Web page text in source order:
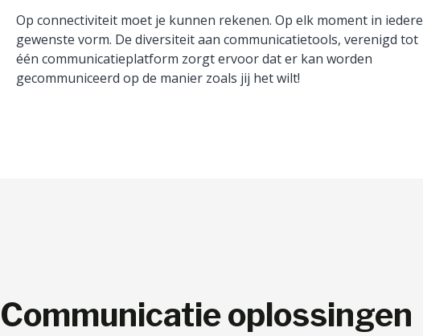
Op connectiviteit moet je kunnen rekenen. Op elk moment in iedere
gewenste vorm. De diversiteit aan communicatietools, verenigd tot
één communicatieplatform zorgt ervoor dat er kan worden
gecommuniceerd op de manier zoals jij het wilt!
Communicatie oplossingen